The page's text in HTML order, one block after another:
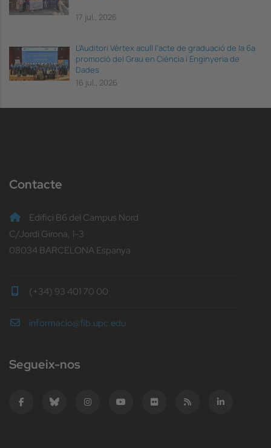
17 jul., 2026
L’Auditori Vèrtex acull l’acte de graduació de la 6a
promoció del Grau en Ciència i Enginyeria de
Dades
16 jul., 2026
Contacte
Edifici B6 del Campus Nord
C/Jordi Girona, 1-3
08034 BARCELONA Espanya
(+34) 93 401 70 00
informacio@fib.upc.edu
Segueix-nos